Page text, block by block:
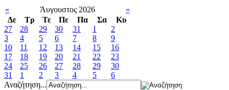
« Άυγουστος 2026
»
Δε
Tρ Τε Πε Πα Σα
Κυ
27
28 29 30 31 1
2
3
4 5 6 7 8
9
10
11 12 13 14 15
16
17
18 19 20 21 22
23
24
25 26 27 28 29
30
31
1 2 3 4 5
6
Αναζήτηση...